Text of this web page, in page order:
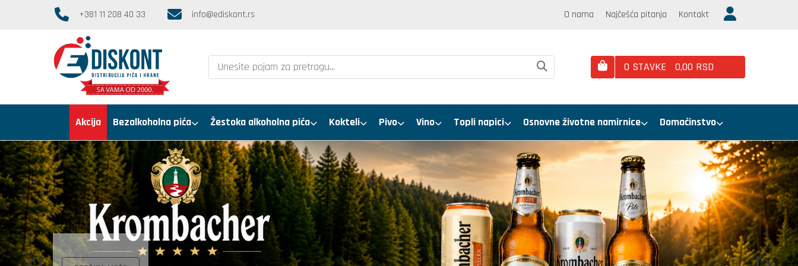
+381 11 208 40 33 info@ediskont.rs O nama Najčešća pitanja Kontakt
0 STAVKE 0,00 RSD
Akcija Bezalkoholna pića Žestoka alkoholna pića Kokteli Pivo Vino Topli napici Osnovne životne namirnice Domaćinstvo